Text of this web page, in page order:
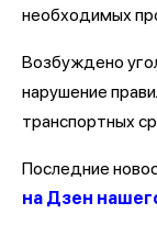
необходимых
Возбуждено
нарушение
транспортных
Последние
на Дзен